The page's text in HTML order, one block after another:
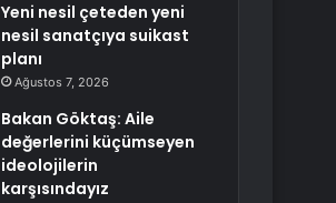
Yeni nesil çeteden yeni
nesil sanatçıya suikast
planı
Ağustos 7, 2026
Bakan Göktaş: Aile
değerlerini küçümseyen
ideolojilerin
karşısındayız